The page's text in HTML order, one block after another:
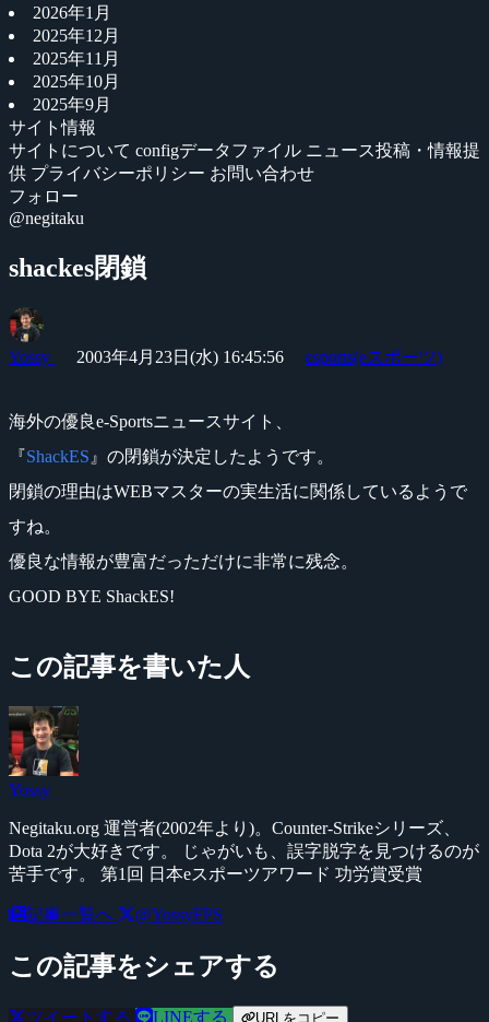
2026年1月
2025年12月
2025年11月
2025年10月
2025年9月
サイト情報
サイトについて configデータファイル ニュース投稿・情報提
供 プライバシーポリシー お問い合わせ
フォロー
@negitaku
shackes閉鎖
Yossy 2003年4月23日(水) 16:45:56 esports(eスポーツ)
海外の優良e-Sportsニュースサイト、
『ShackES 』の閉鎖が決定したようです。
閉鎖の理由はWEBマスターの実生活に関係しているようで
すね。
優良な情報が豊富だっただけに非常に残念。
GOOD BYE ShackES!
この記事を書いた人
Yossy
Negitaku.org 運営者(2002年より)。Counter-Strikeシリーズ、
Dota 2が大好きです。 じゃがいも、誤字脱字を見つけるのが
苦手です。 第1回 日本eスポーツアワード 功労賞受賞
記事一覧へ @YossyFPS
この記事をシェアする
ツイートする LINEする URLをコピー